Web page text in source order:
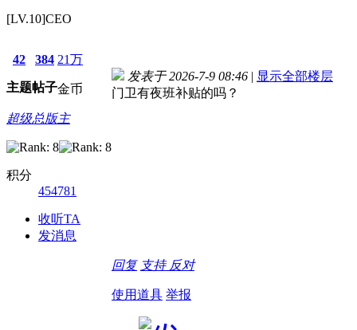
[LV.10]CEO
42
主题
384
帖子
21万
金币
超级总版主
积分
454781
收听TA
发消息
发表于 2026-7-9 08:46 | 显示全部楼层
门卫有夜班补贴的吗？
回复 支持 反对
使用道具 举报